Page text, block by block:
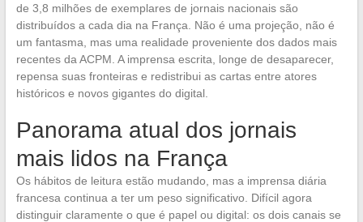
de 3,8 milhões de exemplares de jornais nacionais são
distribuídos a cada dia na França. Não é uma projeção, não é
um fantasma, mas uma realidade proveniente dos dados mais
recentes da ACPM. A imprensa escrita, longe de desaparecer,
repensa suas fronteiras e redistribui as cartas entre atores
históricos e novos gigantes do digital.
Panorama atual dos jornais
mais lidos na França
Os hábitos de leitura estão mudando, mas a imprensa diária
francesa continua a ter um peso significativo. Difícil agora
distinguir claramente o que é papel ou digital: os dois canais se